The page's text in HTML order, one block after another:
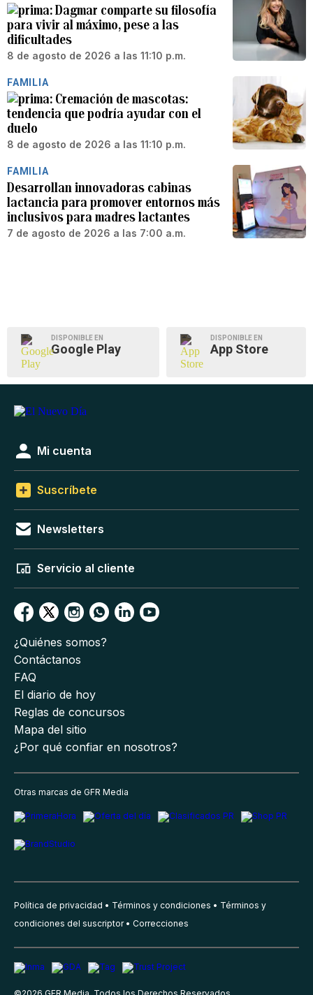
Dagmar comparte su filosofía
para vivir al máximo, pese a las
dificultades
8 de agosto de 2026 a las 11:10 p.m.
FAMILIA
Cremación de mascotas:
tendencia que podría ayudar con el
duelo
8 de agosto de 2026 a las 11:10 p.m.
FAMILIA
Desarrollan innovadoras cabinas
lactancia para promover entornos más
inclusivos para madres lactantes
7 de agosto de 2026 a las 7:00 a.m.
DISPONIBLE EN
Google Play
DISPONIBLE EN
App Store
Mi cuenta
Suscríbete
Newsletters
Servicio al cliente
¿Quiénes somos?
Contáctanos
FAQ
El diario de hoy
Reglas de concursos
Mapa del sitio
¿Por qué confiar en nosotros?
Otras marcas de GFR Media
Política de privacidad Términos y condiciones
Términos y
condiciones del suscriptor
Correcciones